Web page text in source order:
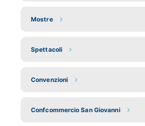
Mostre
Spettacoli
Convenzioni
Confcommercio San Giovanni